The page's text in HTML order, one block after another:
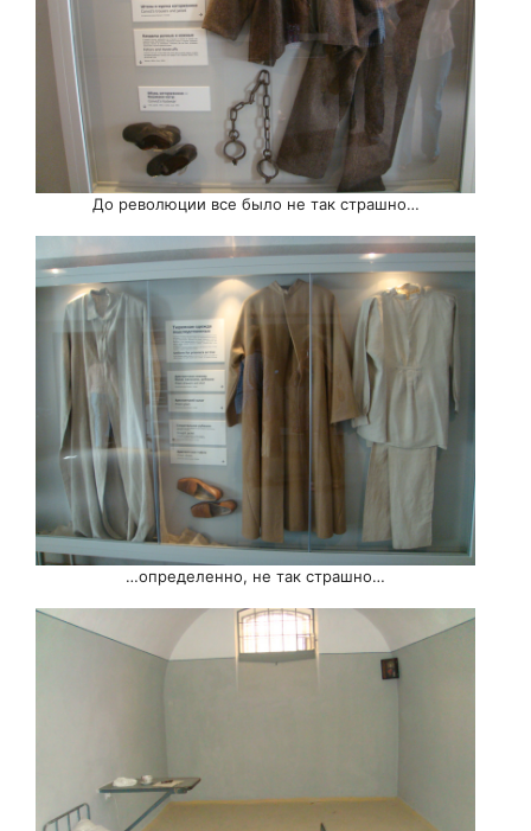
До революции все было не так страшно…
…определенно, не так страшно…